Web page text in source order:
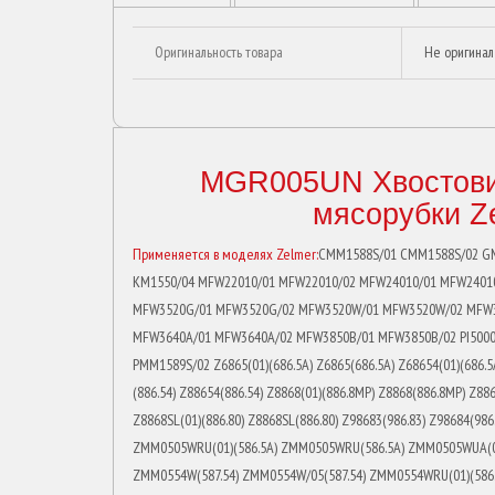
Оригинальность товара Не оригинал
MGR005UN
мясорубки
Применяется в моделях Zelmer:CMM1588S/01 CMM1588S/02 GMM1054S/01 KM1500/01 KM1500/02 KM1500/03 KM1500/04 KM1550/01 KM1550/02 KM1550/03 KM1550/04 MFW22010/01 MFW22010/02 MFW24010/01 MFW24010/02 MFW24050/01 MFW24050/02 MFW26070/01 MFW26070/02 MFW3502W/01 MFW3502W/02 MFW3520G/01 MFW3520G/02 MFW3520W/01 MFW3520W/02 MFW3540W/01 MFW3540W/02 MFW3630A/01 MFW3630A/02 MFW3630I/01 MFW3630I/02 MFW3640A/01 MFW3640A/02 MFW3850B/01 MFW3850B/02 PI5000/01 PI5000/02 PI5000/03 PI7000/01 PMM1584S/01 PMM1584S/02 PMM1584S/03 PMM1589S/01 PMM1589S/02 Z6865(01)(686.5A) Z6865(686.5A) Z68654(01)(686.5A) Z68654(686.5A) Z6865A(01)(686.5A) Z6865A(686.5A) Z8865(01)(886.5) Z8865(886.5) Z88654(01)(886.54) Z88654(886.54) Z8868(01)(886.8MP) Z8868(886.8MP) Z88684MP(01)(886.84MP) Z88684MP(886.84MP) Z88684SL(01)(886.84SL) Z88684SL(886.84SL) Z8868SL(01)(886.80) Z8868SL(886.80) Z98683(986.83) Z98684(986.84) Z98685(986.85) Z98686(986.86) ZMM0505W(01)(586.5A) ZMM0505W(586.5A) ZMM0505WRU(01)(586.5A) ZMM0505WRU(586.5A) ZMM0505WUA(01)(586.5A) ZMM0505WUA(586.5A) ZMM0554W(01)(587.54) ZMM0554W(02)(587.54) ZMM0554W(587.54) ZMM0554W/05(587.54) ZMM0554WRU(01)(586.5A) ZMM0554WRU(02)(586.5A) ZMM0554WRU(586.54) ZMM0554WUA(01)(586.5A) ZMM0554WUA(02)(586.5A) ZMM0554WUA(586.54A) ZMM0705BRU(01)(686.5) ZMM0705BRU(686.5) ZMM0705WRU(01)(686.5) ZMM0705WRU(686.5) ZMM0805BRU(01)(687.5) ZMM0805BRU(02)(687.5) ZMM0805BRU(687.5) ZMM0805BUA(01)(687.5) ZMM0805BUA(02)(687.5) ZMM0805BUA(687.5) ZMM0805W(01)(687.5) ZMM0805W(02)(687.5) ZMM0805W(687.5) ZMM0805WRU(01)(687.5) ZMM0805WRU(02)(687.5) ZMM0805WRU(687.5) ZMM0805WRU/05(687.5) ZMM0805WUA(01)(687.5) ZMM0805WUA(02)(687.5) ZMM0805WUA(687.5) ZMM0815W(01)(687.5A) ZMM0815W(02)(687.5A) ZMM0815W(687.5A) ZMM0815W/05(687.5A) ZMM0854W(01)(687.54) ZMM0854W(02)(687.54) ZMM0854W(687.54) ZMM0854W/05(687.54) ZMM0854WRU(01)(687.54) ZMM0854WRU(02)(687.54) ZMM0854WRU(687.54) ZMM0854WRU/05(687.54) ZMM0854WUA(01)(687.54) ZMM0854WUA(02)(687.54) ZMM0854WUA(687.54) ZMM0854WUA/05(687.54) ZMM0905DRU(01)(886.5) ZMM0905DRU(886.5) ZMM0905ERU(01)(886.5) ZMM0905ERU(886.5) ZMM0905SRU(01)(886.5) ZMM0905SRU(886.5) ZMM0908GRU(01)(886.8MP) ZMM0908GRU(886.8MP) ZMM0908SRU(01)(886.8MP) ZMM0908SRU(886.8MP) ZMM0908XRU(01)(886.8) ZMM0908XRU(886.8) ZMM0954SRU(01)(886.54) ZMM0954SRU(886.54) ZMM0954XRU(01)(886.54) ZMM0954XRU(886.54) ZMM0983SRU(01)(886.83) ZMM0983SRU(886.83) ZMM0983SUA(01)(886.83) ZMM0983SUA(886.83) ZMM0984SRU(01)(886.84MP) ZMM0984SRU(886.84MP)